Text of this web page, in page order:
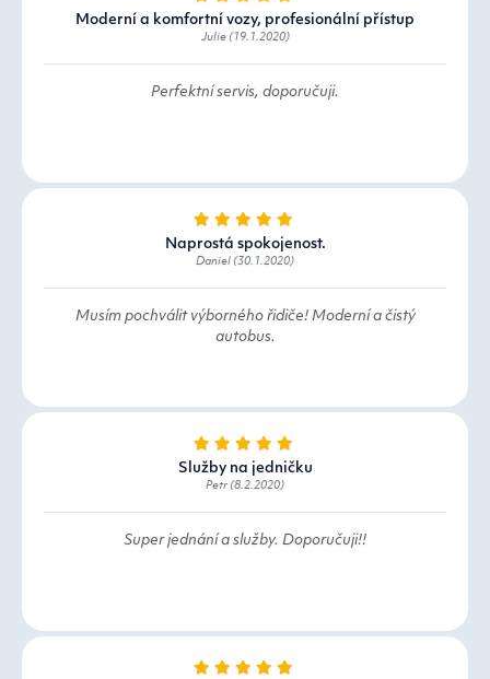
Moderní a komfortní vozy, profesionální přístup
Julie (19.1.2020)
Perfektní servis, doporučuji.
Naprostá spokojenost.
Daniel (30.1.2020)
Musím pochválit výborného řidiče! Moderní a čistý
autobus.
Služby na jedničku
Petr (8.2.2020)
Super jednání a služby. Doporučuji!!